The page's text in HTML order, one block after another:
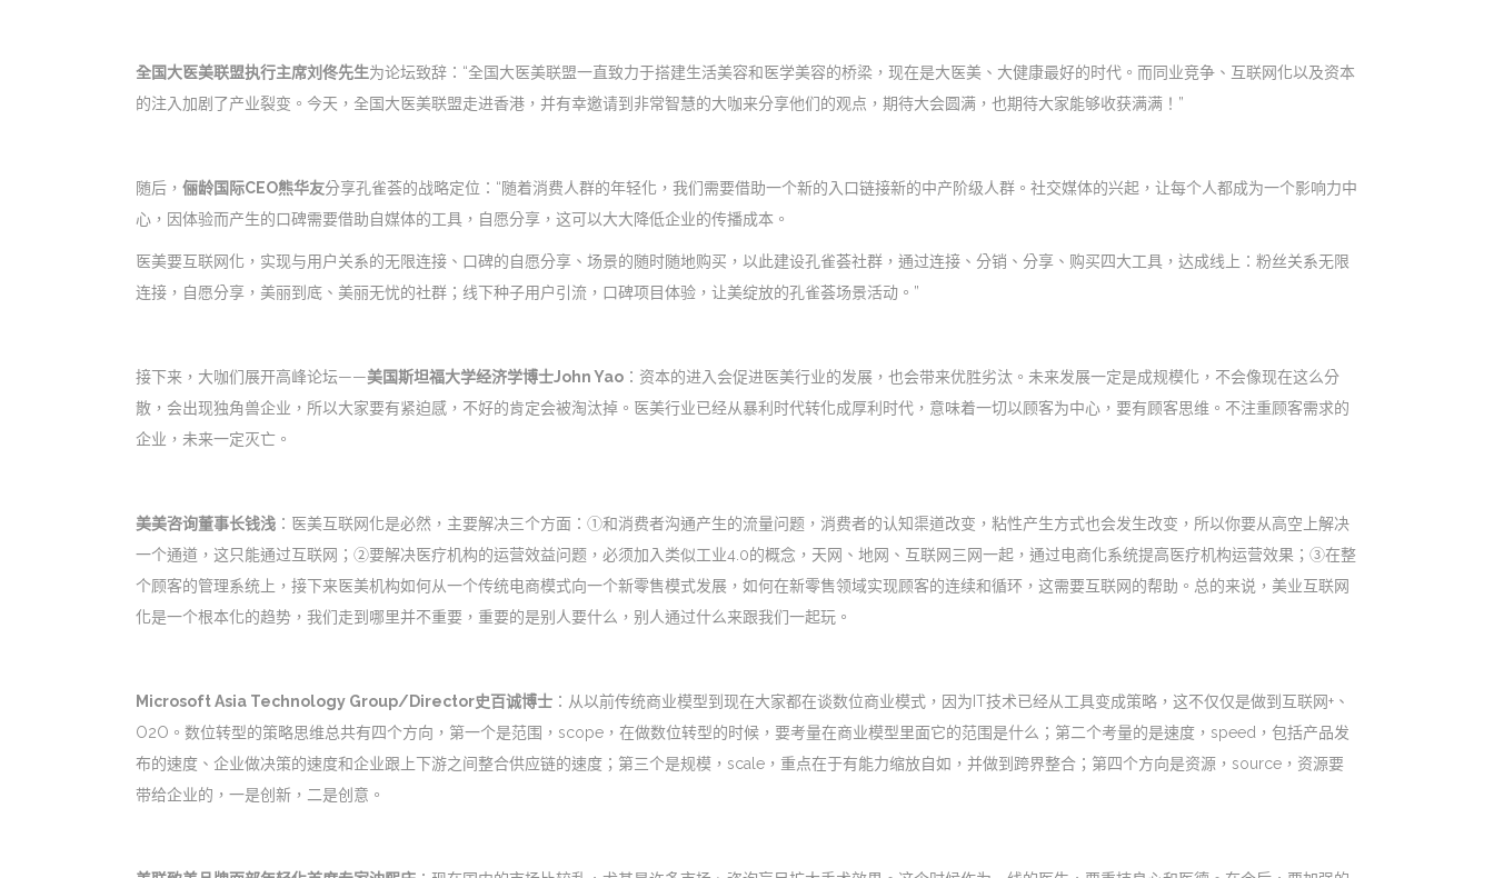
全国大医美联盟执行主席刘佟先生为论坛致辞：“全国大医美联盟一直致力于搭建生活美容和医学美容的桥梁，现在是大医美、大健康最好的时代。而同业竞争、互联网化以及资本
的注入加剧了产业裂变。今天，全国大医美联盟走进香港，并有幸邀请到非常智慧的大咖来分享他们的观点，期待大会圆满，也期待大家能够收获满满！”
随后， 俪龄国际CEO熊华友分享孔雀荟的战略定位：“随着消费人群的年轻化，我们需要借助一个新的入口链接新的中产阶级人群。社交媒体的兴起，让每个人都成为一个影响力中
心，因体验而产生的口碑需要借助自媒体的工具，自愿分享，这可以大大降低企业的传播成本。
医美要互联网化，实现与用户关系的无限连接、口碑的自愿分享、场景的随时随地购买，以此建设孔雀荟社群，通过连接、分销、分享、购买四大工具，达成线上：粉丝关系无限
连接，自愿分享，美丽到底、美丽无忧的社群；线下种子用户引流，口碑项目体验，让美绽放的孔雀荟场景活动。”
接下来，大咖们展开高峰论坛——美国斯坦福大学经济学博士John Yao ：资本的进入会促进医美行业的发展，也会带来优胜劣汰。未来发展一定是成规模化，不会像现在这么分
散，会出现独角兽企业，所以大家要有紧迫感，不好的肯定会被淘汰掉。医美行业已经从暴利时代转化成厚利时代，意味着一切以顾客为中心，要有顾客思维。不注重顾客需求的
企业，未来一定灭亡。
美美咨询董事长钱浅 ：医美互联网化是必然，主要解决三个方面：①和消费者沟通产生的流量问题，消费者的认知渠道改变，粘性产生方式也会发生改变，所以你要从高空上解决
一个通道，这只能通过互联网；②要解决医疗机构的运营效益问题，必须加入类似工业4.0的概念，天网、地网、互联网三网一起，通过电商化系统提高医疗机构运营效果；③在整
个顾客的管理系统上，接下来医美机构如何从一个传统电商模式向一个新零售模式发展，如何在新零售领域实现顾客的连续和循环，这需要互联网的帮助。总的来说，美业互联网
化是一个根本化的趋势，我们走到哪里并不重要，重要的是别人要什么，别人通过什么来跟我们一起玩。
Microsoft Asia Technology Group/Director史百诚博士 ：从以前传统商业模型到现在大家都在谈数位商业模式，因为IT技术已经从工具变成策略，这不仅仅是做到互联网+、
O2O。数位转型的策略思维总共有四个方向，第一个是范围，scope，在做数位转型的时候，要考量在商业模型里面它的范围是什么；第二个考量的是速度，speed，包括产品发
布的速度、企业做决策的速度和企业跟上下游之间整合供应链的速度；第三个是规模，scale，重点在于有能力缩放自如，并做到跨界整合；第四个方向是资源，source，资源要
带给企业的，一是创新，二是创意。